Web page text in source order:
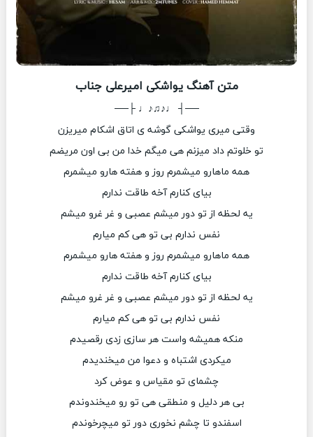
متن آهنگ یواشکی امیرعلی جناب
──┤ ♩♪♫♪♩ ├──
وقتی میری یواشکی گوشه ی اتاق اشکام میریزن
تو خلوتم داد میزنم هی میگم خدا من بی اون مریضم
همه ماهارو میشمرم روز و هفته هارو میشمرم
بیای کنارم آخه طاقت ندارم
یه لحظه از تو دور میشم عصبی و غر غرو میشم
نفس ندارم بی تو هی کم میارم
همه ماهارو میشمرم روز و هفته هارو میشمرم
بیای کنارم آخه طاقت ندارم
یه لحظه از تو دور میشم عصبی و غر غرو میشم
نفس ندارم بی تو هی کم میارم
منکه همیشه ‌واست هر سازی زدی رقصیدم
میکردی اشتباه و دعوا من میخندیدم
چشمای تو مقیاس و عوض کرد
بی هر دلیل و منطقی هی تو رو میخندوندم
اسفندو تا چشم نخوری دور تو میچرخوندم